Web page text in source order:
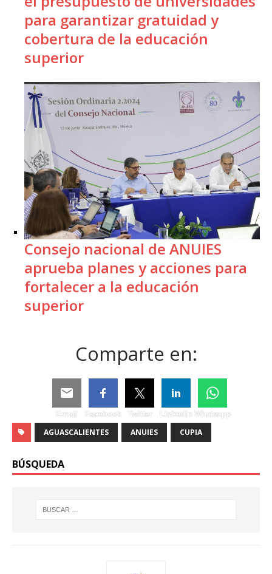
para garantizar gratuidad y
cobertura de la educación
superior
Consejo nacional de ANUIES
aprueba planes y acciones para
fortalecer a la educación
superior
Comparte en:
Email Facebook Twitter Linkedin Whatsapp
AGUASCALIENTES ANUIES CUPIA
BÚSQUEDA